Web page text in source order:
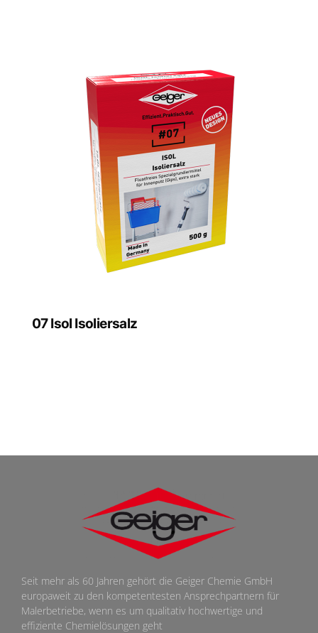
07 Isol Isoliersalz
Seit mehr als 60 Jahren gehört die Geiger Chemie GmbH
europaweit zu den kompetentesten Ansprechpartnern für
Malerbetriebe, wenn es um qualitativ hochwertige und
effiziente Chemielösungen geht